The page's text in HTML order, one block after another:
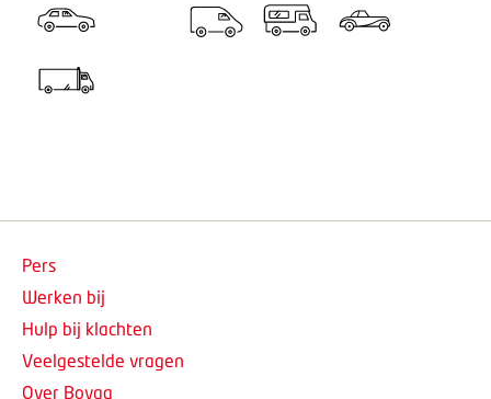
Pers
Werken bij
Hulp bij klachten
Veelgestelde vragen
Over Bovag